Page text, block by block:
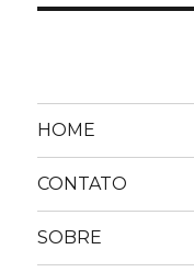
HOME
CONTATO
SOBRE